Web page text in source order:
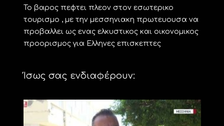
Το βαρος πεφτει πλεον στον εσωτερικο
τουρισμο , με την μεσσηνιακη πρωτευουσα να
προβαλλει ως ενας ελκυστικος και οικονομικος
προορισμος για Ελληνες επισκεπτες
Ίσως σας ενδιαφέρουν: